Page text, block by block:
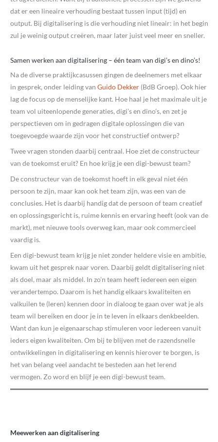
dat er een lineaire verhouding bestaat tussen input (tijd) en
output. Bij digitalisering is die verhouding niet lineair: in het begin
zul je weinig output creëren, maar later juist veel meer en sneller.
Samen werken aan digitalisering – één team van digi’s en dino’s!
Na de diverse praktijkcasussen gingen de deelnemers met elkaar
in gesprek, onder leiding van Guido Dekker (BdB Groep). Ook hier
lag de focus op de menselijke kant. Hoe haal je het maximale uit je
team vol uiteenlopende generaties, digi’s en dino’s, en zet je
perspectieven om in gedragen digitale oplossingen die van
toegevoegde waarde zijn voor het constructief ontwerp?
Twee vragen stonden daarbij centraal. Hoe ziet de constructeur
van de toekomst eruit? En hoe krijg je een digi-bewust team?
De constructeur van de toekomst hoeft in elk geval niet één
persoon te zijn, maar kan ook het team zijn, was een van de
conclusies. Het is daarbij handig dat de persoon of team creatief
en oplossingsgericht is, ruime kennis en ervaring heeft (ook van de
markt), met nieuwe tools overweg kan, maar ook commercieel
vaardig is.
Een digi-bewust team krijg je niet zonder heldere visie en ambitie,
kwam uit het gesprek naar voren. Daarbij geldt digitalisering niet
als doel, maar als middel. In zo’n team heeft iedereen een eigen
verandertempo. Daarom is het handig elkaars kwaliteiten en
valkuilen te (leren) kennen door in dialoog te gaan over wat je als
team wil bereiken en door je in te leven in elkaars denkbeelden.
Want dan kun je eigenaarschap stimuleren voor iedereen vanuit
ieders eigen kwaliteiten. Om bij te blijven met de razendsnelle
ontwikkelingen in digitalisering en kennis hierover te borgen, is
het van belang veel aandacht te besteden aan het lerend
vermogen. Zo word en blijf je een digi-bewust team.
Meewerken aan digitalisering